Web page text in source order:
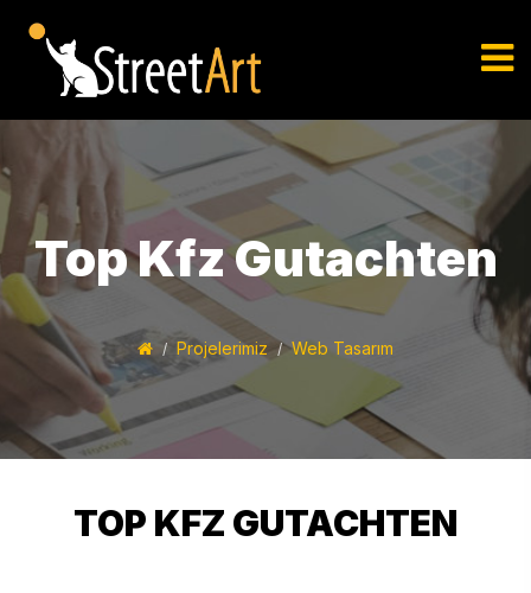
Top Kfz Gutachten
Projelerimiz Web Tasarım
TOP KFZ GUTACHTEN